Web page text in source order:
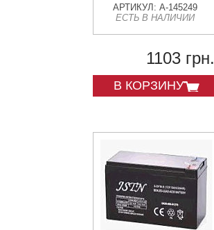
АРТИКУЛ: A-145249
ЕСТЬ В НАЛИЧИИ
1103 грн.
В КОРЗИНУ